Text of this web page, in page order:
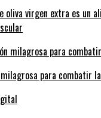
oliva virgen extra es un
para combatir